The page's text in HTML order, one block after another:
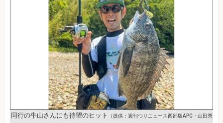
同行の牛山さんにも待望のヒット （提供：週刊つりニュース西部版APC・山田秀